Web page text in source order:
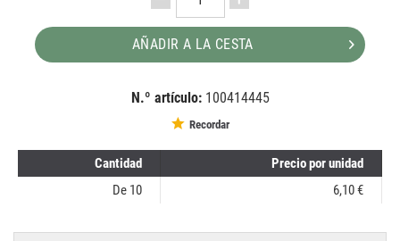
AÑADIR A LA CESTA
N.º artículo: 100414445
Recordar
Cantidad
Precio por unidad
De 10 6,10 €